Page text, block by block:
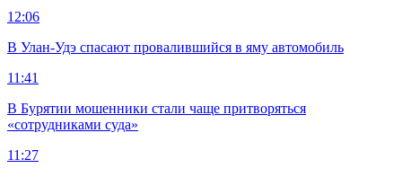
12:06
В Улан-Удэ спасают провалившийся в яму автомобиль
11:41
В Бурятии мошенники стали чаще притворяться
«сотрудниками суда»
11:27